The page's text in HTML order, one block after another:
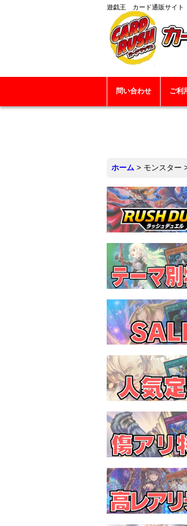
遊戯王 カード通販サイト
問い合わせ ご利
ホーム > モンスター